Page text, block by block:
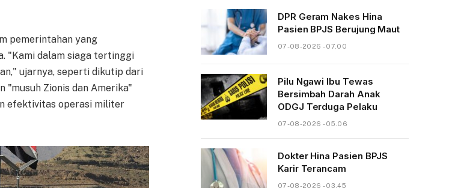
pemerintahan yang
"Kami dalam siaga tertinggi
ujarnya, seperti dikutip dari
"musuh Zionis dan Amerika"
efektivitas operasi militer
DPR Geram Nakes Hina
Pasien BPJS Berujung Maut
07-08-2026 - 07.00
Pilu Ngawi Ibu Tewas
Bersimbah Darah Anak
ODGJ Terduga Pelaku
07-08-2026 - 05.06
Dokter Hina Pasien BPJS
Karir Terancam
07-08-2026 - 03.45